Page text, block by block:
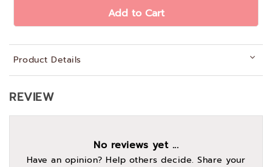
Add to Cart
Product Details
REVIEW
No reviews yet ...
Have an opinion? Help others decide. Share your